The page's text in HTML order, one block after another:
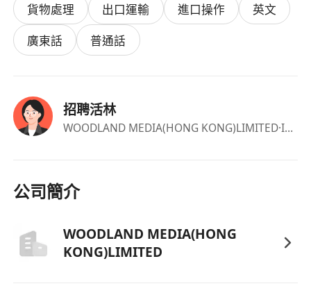
貨物處理 出口運輸 進口操作
英文
廣東話
普通話
招聘活林
WOODLAND MEDIA(HONG KONG)LIMITED·Info
公司簡介
WOODLAND MEDIA(HONG
KONG)LIMITED